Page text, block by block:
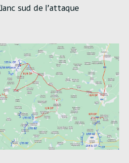
sud de l’attaque